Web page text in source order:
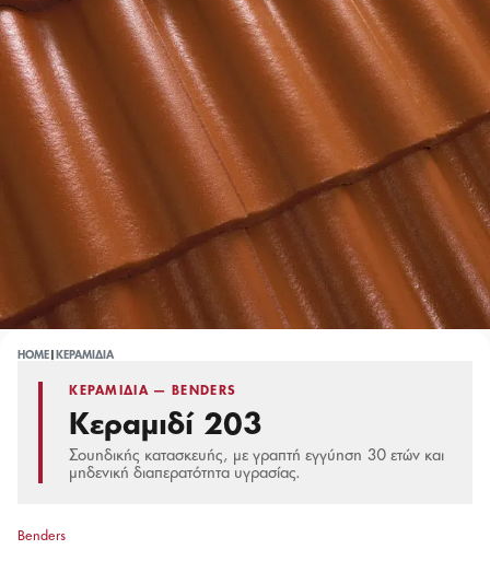
HOME ΚΕΡΑΜΊΔΙΑ
ΚΕΡΑΜΊΔΙΑ — BENDERS
Κεραμιδί 203
Σουηδικής κατασκευής, με γραπτή εγγύηση 30 ετών και
μηδενική διαπερατότητα υγρασίας.
Benders